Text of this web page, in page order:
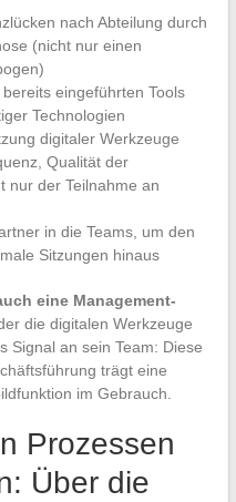
nach Abteilung durch
(nicht nur einen
eingeführten Tools
Technologien
digitaler Werkzeuge
Qualität der
nur der Teilnahme an
in die Teams, um den
Sitzungen hinaus
eine Management-
die digitalen Werkzeuge
Signal an sein Team: Diese
trägt eine
im Gebrauch.
Prozessen
Über die